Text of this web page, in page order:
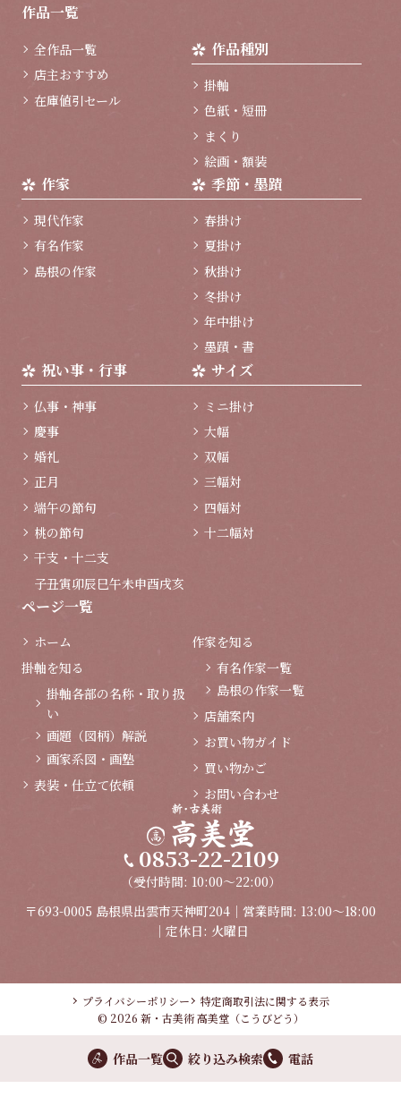
作品一覧
全作品一覧
店主おすすめ
在庫値引セール
作品種別
掛軸
色紙・短冊
まくり
絵画・額装
作家
現代作家
有名作家
島根の作家
季節・墨蹟
春掛け
夏掛け
秋掛け
冬掛け
年中掛け
墨蹟・書
祝い事・行事
仏事・神事
慶事
婚礼
正月
端午の節句
桃の節句
干支・十二支
子丑寅卯辰巳午未申酉戌亥
サイズ
ミニ掛け
大幅
双幅
三幅対
四幅対
十二幅対
ページ一覧
ホーム
掛軸を知る
掛軸各部の名称・取り扱
い
画題（図柄）解説
画家系図・画塾
表装・仕立て依頼
作家を知る
有名作家一覧
島根の作家一覧
店舗案内
お買い物ガイド
買い物かご
お問い合わせ
0853-22-2109
（受付時間: 10:00～22:00）
〒693-0005 島根県出雲市天神町204｜営業時間: 13:00～18:00
｜定休日: 火曜日
プライバシーポリシー
特定商取引法に関する表示
© 2026 新・古美術 高美堂（こうびどう）
作品一覧 絞り込み検索 電話